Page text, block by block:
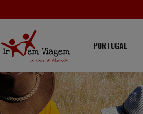
PORTUGAL